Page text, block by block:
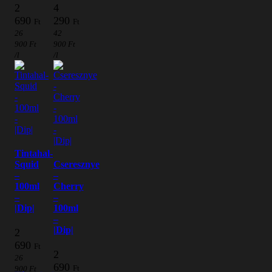
2
690 Ft
26
900 Ft
/l
4
290 Ft
42
900 Ft
/l
Tintahal-
Squid
–
100ml
–
|Dip|
2
690 Ft
26
900 Ft
Cseresznye
–
Cherry
–
100ml
–
|Dip|
2
690 Ft